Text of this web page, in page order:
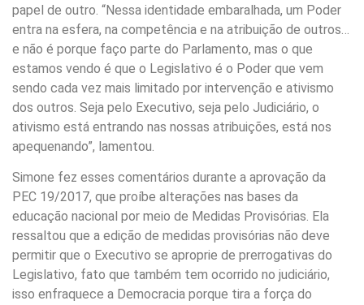
papel de outro. “Nessa identidade embaralhada, um Poder
entra na esfera, na competência e na atribuição de outros…
e não é porque faço parte do Parlamento, mas o que
estamos vendo é que o Legislativo é o Poder que vem
sendo cada vez mais limitado por intervenção e ativismo
dos outros. Seja pelo Executivo, seja pelo Judiciário, o
ativismo está entrando nas nossas atribuições, está nos
apequenando”, lamentou.
Simone fez esses comentários durante a aprovação da
PEC 19/2017, que proíbe alterações nas bases da
educação nacional por meio de Medidas Provisórias. Ela
ressaltou que a edição de medidas provisórias não deve
permitir que o Executivo se aproprie de prerrogativas do
Legislativo, fato que também tem ocorrido no judiciário,
isso enfraquece a Democracia porque tira a força do